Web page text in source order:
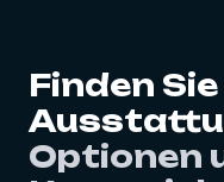
Finden
Optionen